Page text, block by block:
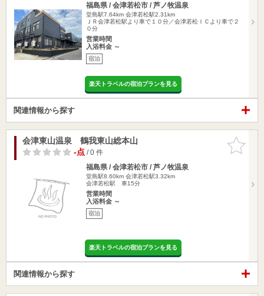
福島県 / 会津若松市 / 芦ノ牧温泉
堂島駅7.64km 会津若松駅2.31km
ＪＲ会津若松駅より車で１０分／会津若松ＩＣより車で２
０分
営業時間
入浴料金 ～
宿泊
楽天トラベルの宿泊プランを見る
関連情報から探す
お気に入
りに追加
会津東山温泉 鶴我東山総本山
-点/ 0 件
福島県 / 会津若松市 / 芦ノ牧温泉
堂島駅8.60km 会津若松駅3.32km
会津若松駅 車15分
営業時間
入浴料金 ～
宿泊
楽天トラベルの宿泊プランを見る
関連情報から探す